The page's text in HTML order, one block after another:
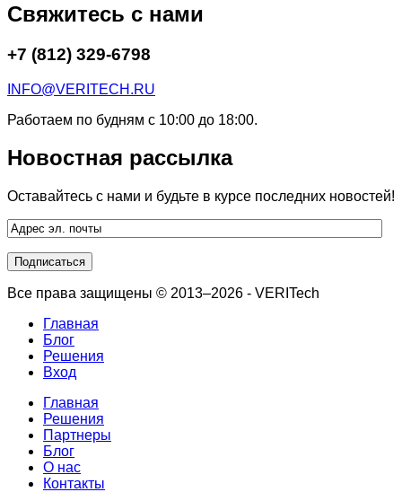
Свяжитесь с нами
+7 (812) 329-6798
INFO@VERITECH.RU
Работаем по будням с 10:00 до 18:00.
Новостная рассылка
Оставайтесь с нами и будьте в курсе последних новостей!
Все права защищены © 2013–2026 - VERITech
Главная
Блог
Решения
Вход
Главная
Решения
Партнеры
Блог
О нас
Контакты